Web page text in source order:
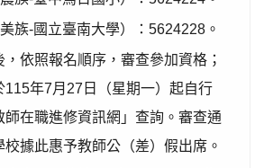
族-國立臺南大學）：5624228。
，依照報名順序，審查參加資格；
115年7月27日（星期一）起自行
師在職進修資訊網」查詢。審查通
校據此惠予教師公（差）假出席。